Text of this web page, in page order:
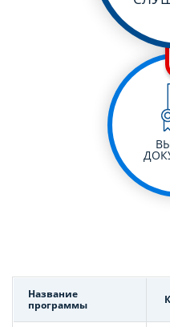
Название
программы